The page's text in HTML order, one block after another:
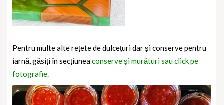
Pentru multe alte rețete de dulcețuri dar și conserve pentru
iarnă, găsiți în secțiuneaconserve și murături sau click pe
fotografie.